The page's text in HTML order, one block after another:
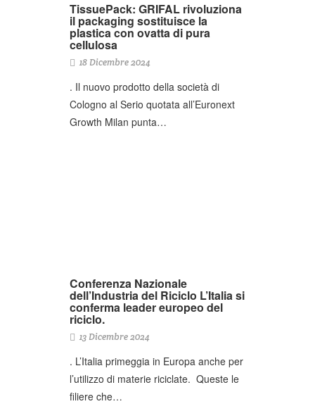
TissuePack: GRIFAL rivoluziona
il packaging sostituisce la
plastica con ovatta di pura
cellulosa
18 Dicembre 2024
. Il nuovo prodotto della società di
Cologno al Serio quotata all’Euronext
Growth Milan punta…
Conferenza Nazionale
dell’Industria del Riciclo L’Italia si
conferma leader europeo del
riciclo.
13 Dicembre 2024
. L’Italia primeggia in Europa anche per
l’utilizzo di materie riciclate. Queste le
filiere che…